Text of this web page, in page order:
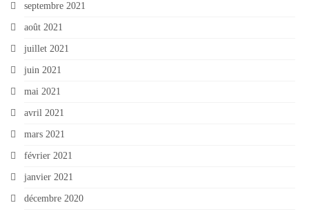
septembre 2021
août 2021
juillet 2021
juin 2021
mai 2021
avril 2021
mars 2021
février 2021
janvier 2021
décembre 2020